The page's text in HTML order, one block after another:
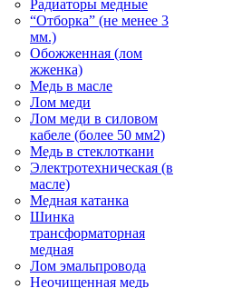
Радиаторы медные
“Отборка” (не менее 3
мм.)
Обожженная (лом
жженка)
Медь в масле
Лом меди
Лом меди в силовом
кабеле (более 50 мм2)
Медь в стеклоткани
Электротехническая (в
масле)
Медная катанка
Шинка
трансформаторная
медная
Лом эмальпровода
Неочищенная медь